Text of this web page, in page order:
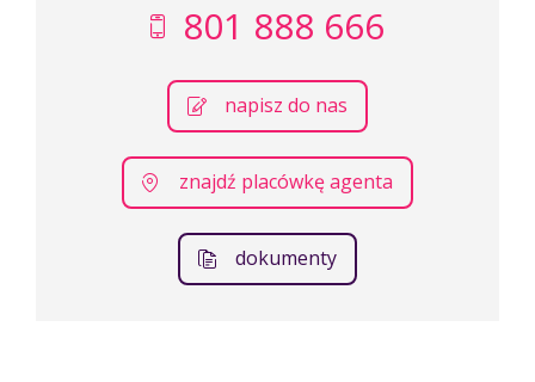
801 888 666
napisz do nas
znajdź placówkę agenta
dokumenty